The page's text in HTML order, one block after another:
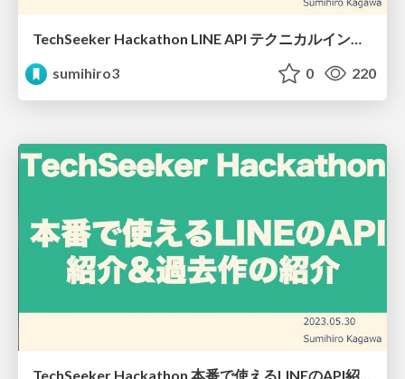
sumihiro3
0 220
TechSeeker Hackathon 本番で使えるLINEのAPI紹介&過去作の紹介